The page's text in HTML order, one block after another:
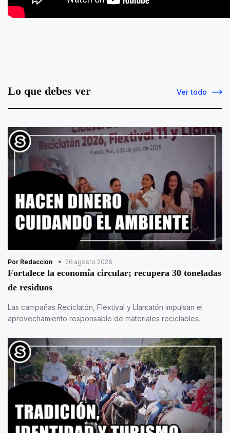
Lo que debes ver Ver todo
Por Redacción 26 agosto 2026
Fortalece la economía circular; recupera 30 toneladas
de residuos
Las campañas Reciclatón, Flextival y Llantatón impulsan el
aprovechamiento responsable de materiales reciclables.